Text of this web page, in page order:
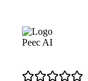
Peec AI